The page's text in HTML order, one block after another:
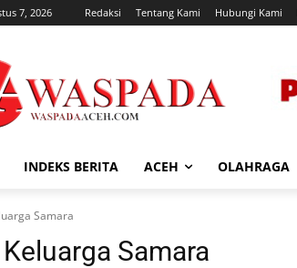
7, 2026 Redaksi Tentang Kami Hubungi Kami
INDEKS BERITA ACEH OLAHRAGA
Samara
Keluarga Samara